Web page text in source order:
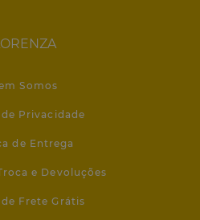
Somos
Privacidade
de Entrega
e Devoluções
Frete Grátis